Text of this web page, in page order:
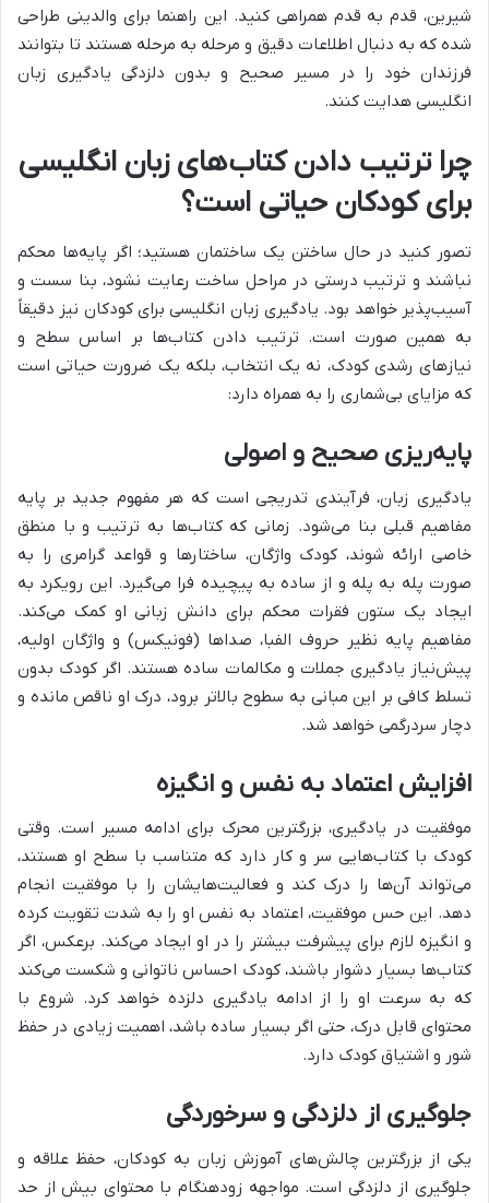
شیرین، قدم به قدم همراهی کنید. این راهنما برای والدینی طراحی
شده که به دنبال اطلاعات دقیق و مرحله به مرحله هستند تا بتوانند
فرزندان خود را در مسیر صحیح و بدون دلزدگی یادگیری زبان
انگلیسی هدایت کنند.
چرا ترتیب دادن کتاب‌های زبان انگلیسی
برای کودکان حیاتی است؟
تصور کنید در حال ساختن یک ساختمان هستید؛ اگر پایه‌ها محکم
نباشند و ترتیب درستی در مراحل ساخت رعایت نشود، بنا سست و
آسیب‌پذیر خواهد بود. یادگیری زبان انگلیسی برای کودکان نیز دقیقاً
به همین صورت است. ترتیب دادن کتاب‌ها بر اساس سطح و
نیازهای رشدی کودک، نه یک انتخاب، بلکه یک ضرورت حیاتی است
که مزایای بی‌شماری را به همراه دارد:
پایه‌ریزی صحیح و اصولی
یادگیری زبان، فرآیندی تدریجی است که هر مفهوم جدید بر پایه
مفاهیم قبلی بنا می‌شود. زمانی که کتاب‌ها به ترتیب و با منطق
خاصی ارائه شوند، کودک واژگان، ساختارها و قواعد گرامری را به
صورت پله به پله و از ساده به پیچیده فرا می‌گیرد. این رویکرد به
ایجاد یک ستون فقرات محکم برای دانش زبانی او کمک می‌کند.
مفاهیم پایه نظیر حروف الفبا، صداها (فونیکس) و واژگان اولیه،
پیش‌نیاز یادگیری جملات و مکالمات ساده هستند. اگر کودک بدون
تسلط کافی بر این مبانی به سطوح بالاتر برود، درک او ناقص مانده و
دچار سردرگمی خواهد شد.
افزایش اعتماد به نفس و انگیزه
موفقیت در یادگیری، بزرگترین محرک برای ادامه مسیر است. وقتی
کودک با کتاب‌هایی سر و کار دارد که متناسب با سطح او هستند،
می‌تواند آن‌ها را درک کند و فعالیت‌هایشان را با موفقیت انجام
دهد. این حس موفقیت، اعتماد به نفس او را به شدت تقویت کرده
و انگیزه لازم برای پیشرفت بیشتر را در او ایجاد می‌کند. برعکس، اگر
کتاب‌ها بسیار دشوار باشند، کودک احساس ناتوانی و شکست می‌کند
که به سرعت او را از ادامه یادگیری دلزده خواهد کرد. شروع با
محتوای قابل درک، حتی اگر بسیار ساده باشد، اهمیت زیادی در حفظ
شور و اشتیاق کودک دارد.
جلوگیری از دلزدگی و سرخوردگی
یکی از بزرگترین چالش‌های آموزش زبان به کودکان، حفظ علاقه و
جلوگیری از دلزدگی است. مواجهه زودهنگام با محتوای بیش از حد